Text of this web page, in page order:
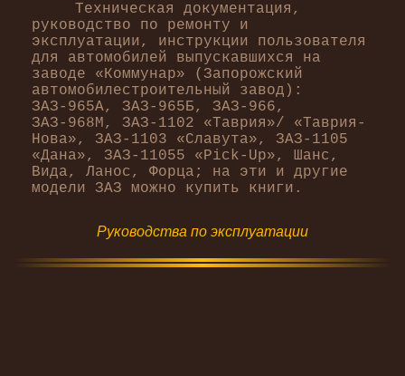
Техническая документация,
руководство по ремонту и
эксплуатации, инструкции пользователя
для автомобилей выпускавшихся на
заводе «Коммунар» (Запорожский
автомобилестроительный завод):
ЗАЗ-965А, ЗАЗ-965Б, ЗАЗ-966,
ЗАЗ-968М, ЗАЗ-1102 «Таврия»/ «Таврия-
Нова», ЗАЗ-1103 «Славута», ЗАЗ-1105
«Дана», ЗАЗ-11055 «Pick-Up», Шанс,
Вида, Ланос, Форца; на эти и другие
модели ЗАЗ можно купить книги.
Руководства по эксплуатации